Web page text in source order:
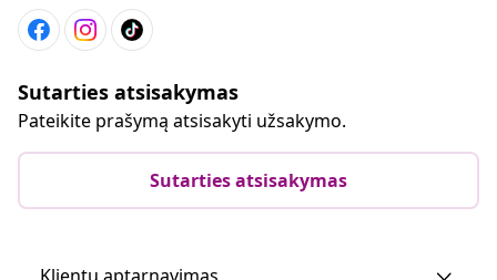
Sutarties atsisakymas
Pateikite prašymą atsisakyti užsakymo.
Sutarties atsisakymas